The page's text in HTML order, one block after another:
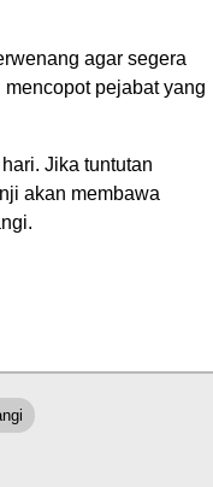
agar segera
pejabat yang
Jika tuntutan
akan membawa